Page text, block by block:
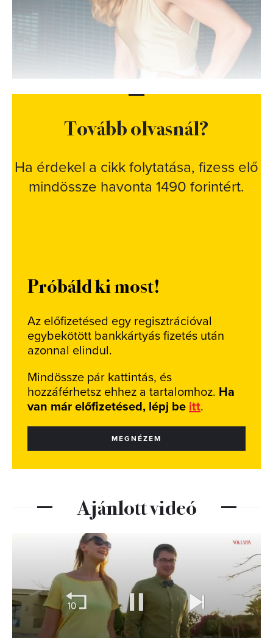
Tovább olvasnál?
Ha érdekel a cikk folytatása, fizess elő
mindössze havonta 1490 forintért.
Próbáld ki most!
Az előfizetésed egy regisztrációval
egybekötött bankkártyás fizetés után
azonnal elindul.
Mindössze pár kattintás, és
hozzáférhetsz ehhez a tartalomhoz. Ha
van már előfizetésed, lépj be itt.
MEGNÉZEM
Ajánlott videó